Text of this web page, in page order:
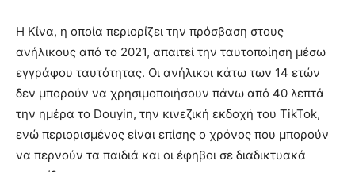
Η Κίνα, η οποία περιορίζει την πρόσβαση στους
ανήλικους από το 2021, απαιτεί την ταυτοποίηση μέσω
εγγράφου ταυτότητας. Οι ανήλικοι κάτω των 14 ετών
δεν μπορούν να χρησιμοποιήσουν πάνω από 40 λεπτά
την ημέρα το Douyin, την κινεζική εκδοχή του TikTok,
ενώ περιορισμένος είναι επίσης ο χρόνος που μπορούν
να περνούν τα παιδιά και οι έφηβοι σε διαδικτυακά